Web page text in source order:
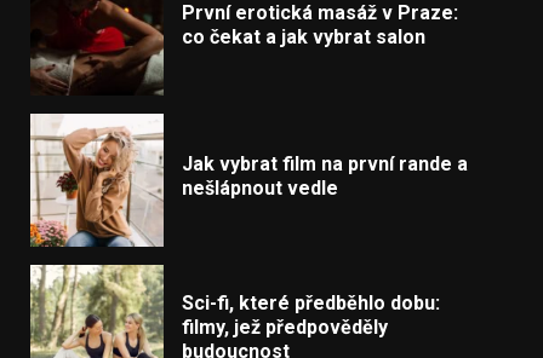
První erotická masáž v Praze:
co čekat a jak vybrat salon
Jak vybrat film na první rande a
nešlápnout vedle
Sci-fi, které předběhlo dobu:
filmy, jež předpověděly
budoucnost